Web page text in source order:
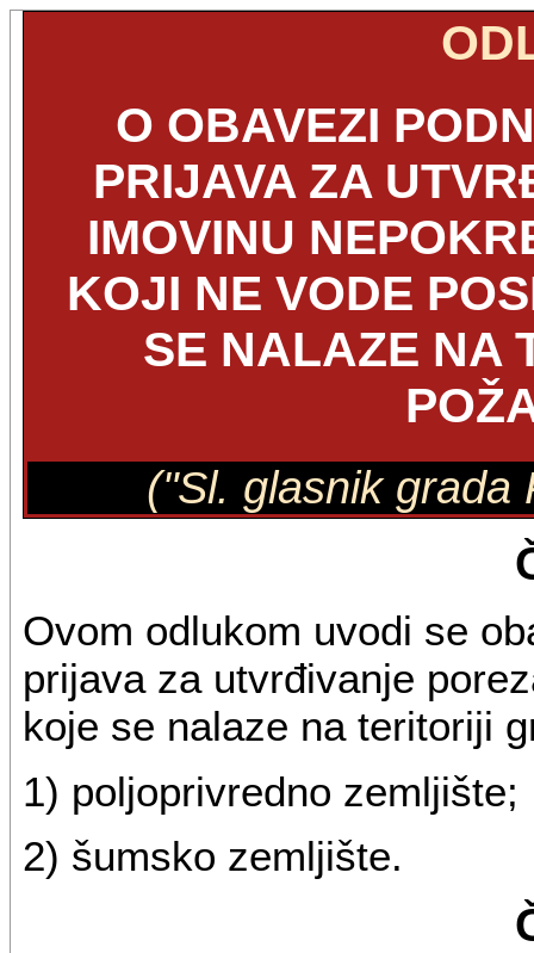
O OBAVEZI
PRIJAVA ZA
IMOVINU
KOJI NE VODE
SE NALAZE NA
("Sl. glasnik grada
Ovom odlukom uvodi se
prijava za utvrđivanje
koje se nalaze na teritoriji
1) poljoprivredno zemljište;
2) šumsko zemljište.